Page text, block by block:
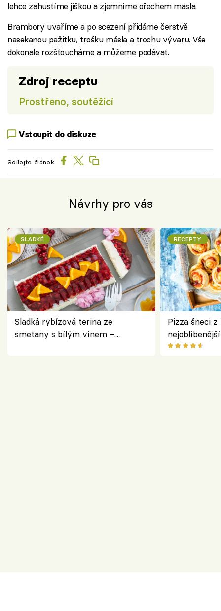
lehce zahustíme jíškou a zjemníme ořechem másla.
Brambory uvaříme a po scezení přidáme čerstvě
nasekanou pažitku, trošku másla a trochu vývaru. Vše
dokonale rozšťoucháme a můžeme podávat.
Zdroj receptu
Prostřeno, soutěžící
Vstoupit do diskuze
Sdílejte článek
Návrhy pro vás
SLADKÉ
Sladká rybízová terina ze
smetany s bílým vínem –
RECEPTY
Pizza šneci